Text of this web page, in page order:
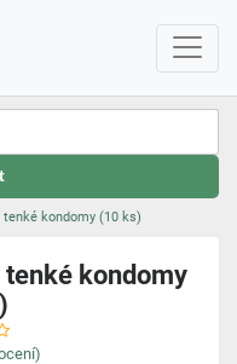
tenké kondomy (10 ks)
tenké kondomy